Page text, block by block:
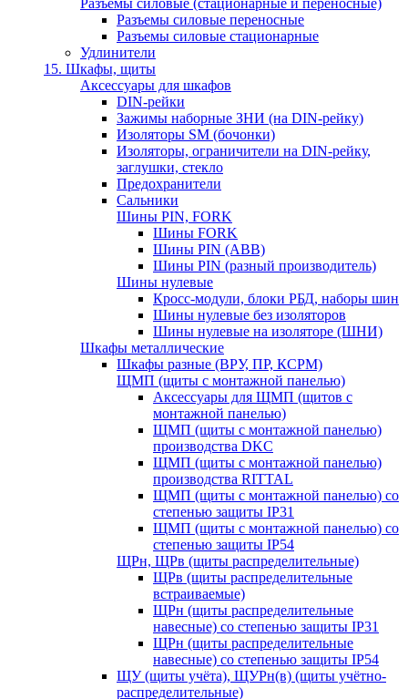
Разъемы силовые (стационарные и переносные)
Разъемы силовые переносные
Разъемы силовые стационарные
Удлинители
15. Шкафы, щиты
Аксессуары для шкафов
DIN-рейки
Зажимы наборные ЗНИ (на DIN-рейку)
Изоляторы SM (бочонки)
Изоляторы, ограничители на DIN-рейку,
заглушки, стекло
Предохранители
Сальники
Шины PIN, FORK
Шины FORK
Шины PIN (АВВ)
Шины PIN (разный производитель)
Шины нулевые
Кросс-модули, блоки РБД, наборы шин
Шины нулевые без изоляторов
Шины нулевые на изоляторе (ШНИ)
Шкафы металлические
Шкафы разные (ВРУ, ПР, КСРМ)
ЩМП (щиты с монтажной панелью)
Аксессуары для ЩМП (щитов с
монтажной панелью)
ЩМП (щиты с монтажной панелью)
производства DKC
ЩМП (щиты с монтажной панелью)
производства RITTAL
ЩМП (щиты с монтажной панелью) со
степенью защиты IP31
ЩМП (щиты с монтажной панелью) со
степенью защиты IP54
ЩРн, ЩРв (щиты распределительные)
ЩРв (щиты распределительные
встраиваемые)
ЩРн (щиты распределительные
навесные) со степенью защиты IP31
ЩРн (щиты распределительные
навесные) со степенью защиты IP54
ЩУ (щиты учёта), ЩУРн(в) (щиты учётно-
распределительные)